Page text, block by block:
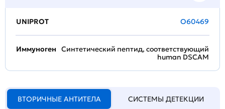
UNIPROT O60469
Иммуноген
Синтетический пептид, соответствующий
human DSCAM
ВТОРИЧНЫЕ АНТИТЕЛА СИСТЕМЫ ДЕТЕКЦИИ